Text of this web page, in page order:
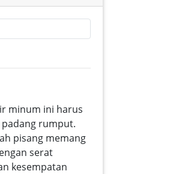
minum ini harus
rumput.
pisang memang
serat
kesempatan